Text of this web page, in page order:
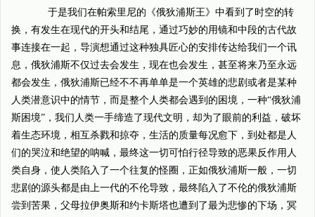
于是我们在帕索里尼的《俄狄浦斯王》中看到了时空的转
换，有发生在现代的开头和结尾，通过巧妙的用镜和中段的古代故
事连接在一起，导演想通过这种独具匠心的安排传达给我们一个讯
息，俄狄浦斯不仅过去会发生，现在也会发生，甚至将来乃至永远
都会发生，俄狄浦斯已经不不再单单是一个英雄的悲剧或者是某种
人类潜意识中的情节，而是整个人类都会遇到的困境，一种“俄狄浦
斯困境”，我们人类一手缔造了现代文明，却为了眼前的利益，破坏
着生态环境，相互杀戮和掠夺，生活的质量每况愈下，到处都是人
们的哭泣和绝望的呐喊，最终这一切可怕行径导致的恶果反作用人
类自身，使人类陷入了一个往复的怪圈，正如俄狄浦斯一般，一切
悲剧的源头都是由上一代的不伦导致，最终陷入了不伦的俄狄浦斯
尝到苦果，父母拉伊奥斯和约卡斯塔也遭到了最为悲惨的下场，冥